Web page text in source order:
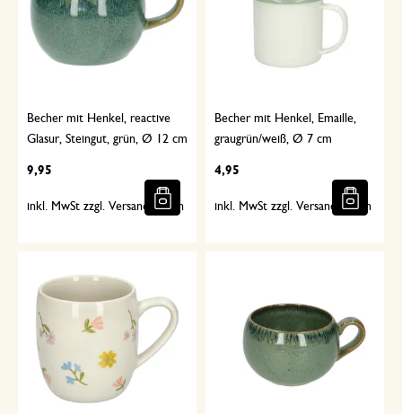
Becher mit Henkel, reactive
Glasur, Steingut, grün, Ø 12 cm
9,95
inkl. MwSt zzgl. Versandkosten
Becher mit Henkel, Emaille,
graugrün/weiß, Ø 7 cm
4,95
inkl. MwSt zzgl. Versandkosten